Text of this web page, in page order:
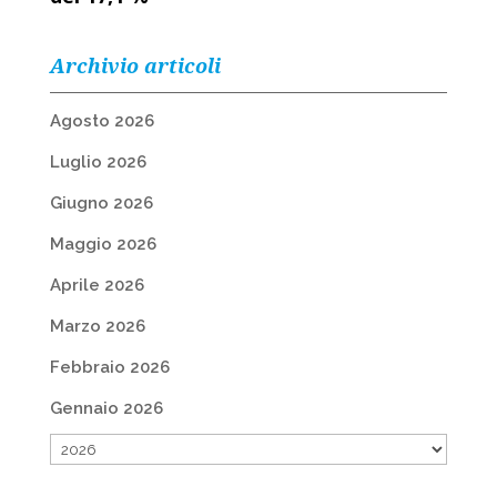
Archivio articoli
Agosto 2026
Luglio 2026
Giugno 2026
Maggio 2026
Aprile 2026
Marzo 2026
Febbraio 2026
Gennaio 2026